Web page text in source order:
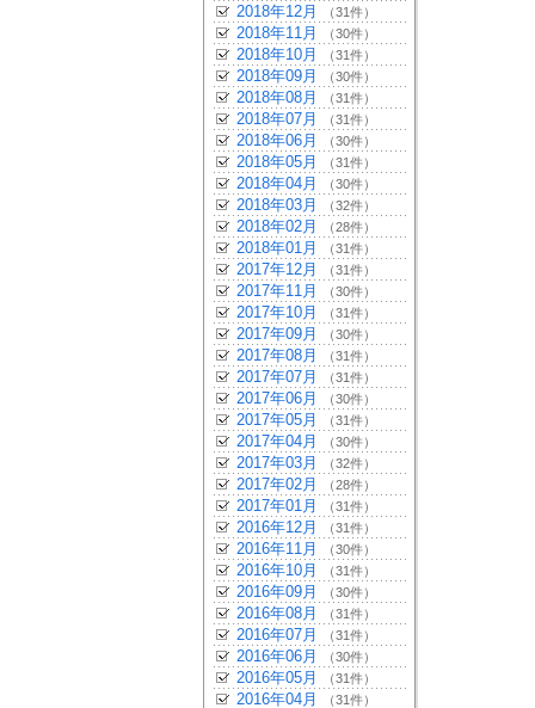
2018年12月 （31件）
2018年11月 （30件）
2018年10月 （31件）
2018年09月 （30件）
2018年08月 （31件）
2018年07月 （31件）
2018年06月 （30件）
2018年05月 （31件）
2018年04月 （30件）
2018年03月 （32件）
2018年02月 （28件）
2018年01月 （31件）
2017年12月 （31件）
2017年11月 （30件）
2017年10月 （31件）
2017年09月 （30件）
2017年08月 （31件）
2017年07月 （31件）
2017年06月 （30件）
2017年05月 （31件）
2017年04月 （30件）
2017年03月 （32件）
2017年02月 （28件）
2017年01月 （31件）
2016年12月 （31件）
2016年11月 （30件）
2016年10月 （31件）
2016年09月 （30件）
2016年08月 （31件）
2016年07月 （31件）
2016年06月 （30件）
2016年05月 （31件）
2016年04月 （31件）